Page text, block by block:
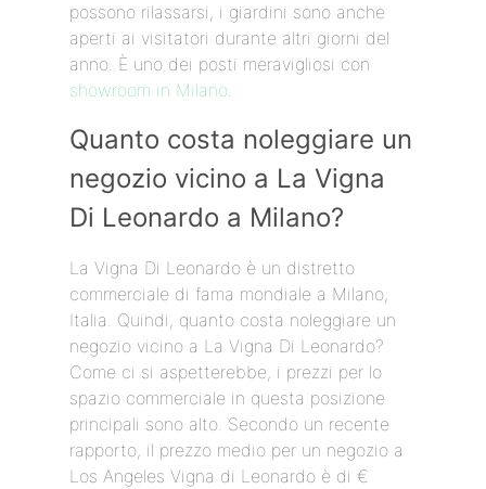
possono rilassarsi, i giardini sono anche
aperti ai visitatori durante altri giorni del
anno. È uno dei posti meravigliosi con
showroom in Milano.
Quanto costa noleggiare un
negozio vicino a La Vigna
Di Leonardo a Milano?
La Vigna Di Leonardo è un distretto
commerciale di fama mondiale a Milano,
Italia. Quindi, quanto costa noleggiare un
negozio vicino a La Vigna Di Leonardo?
Come ci si aspetterebbe, i prezzi per lo
spazio commerciale in questa posizione
principali sono alto. Secondo un recente
rapporto, il prezzo medio per un negozio a
Los Angeles Vigna di Leonardo è di €